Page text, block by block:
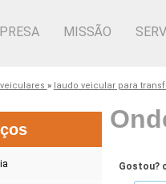
MISSÃO
» laudo veicular para
Gostou?